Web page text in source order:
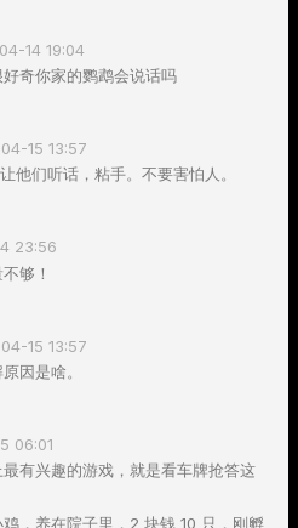
14 19:04
奇你家的鹦鹉会说话吗
15 13:57
他们听话，粘手。不要害怕人。
23:56
够！
15 13:57
因是啥。
06:01
有兴趣的游戏，就是看车牌抢答这
，养在院子里，2 块钱 10 只，刚孵